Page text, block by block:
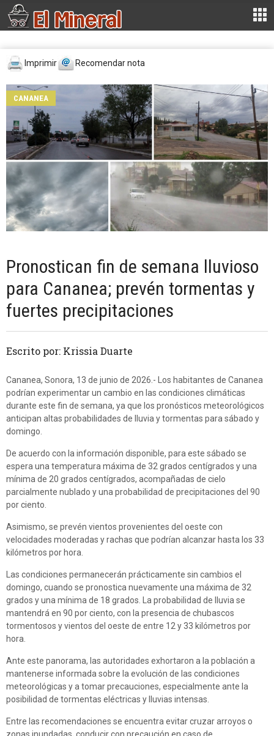
Imprimir Recomendar nota
CANANEA
Pronostican fin de semana lluvioso
para Cananea; prevén tormentas y
fuertes precipitaciones
Escrito por: Krissia Duarte
Cananea, Sonora, 13 de junio de 2026.- Los habitantes de Cananea
podrían experimentar un cambio en las condiciones climáticas
durante este fin de semana, ya que los pronósticos meteorológicos
anticipan altas probabilidades de lluvia y tormentas para sábado y
domingo.
De acuerdo con la información disponible, para este sábado se
espera una temperatura máxima de 32 grados centígrados y una
mínima de 20 grados centígrados, acompañadas de cielo
parcialmente nublado y una probabilidad de precipitaciones del 90
por ciento.
Asimismo, se prevén vientos provenientes del oeste con
velocidades moderadas y rachas que podrían alcanzar hasta los 33
kilómetros por hora.
Las condiciones permanecerán prácticamente sin cambios el
domingo, cuando se pronostica nuevamente una máxima de 32
grados y una mínima de 18 grados. La probabilidad de lluvia se
mantendrá en 90 por ciento, con la presencia de chubascos
tormentosos y vientos del oeste de entre 12 y 33 kilómetros por
hora.
Ante este panorama, las autoridades exhortaron a la población a
mantenerse informada sobre la evolución de las condiciones
meteorológicas y a tomar precauciones, especialmente ante la
posibilidad de tormentas eléctricas y lluvias intensas.
Entre las recomendaciones se encuentra evitar cruzar arroyos o